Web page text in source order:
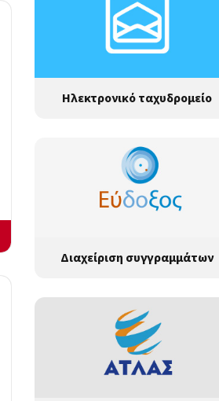
Ηλεκτρονικό ταχυδρομείο
Διαχείριση συγγραμμάτων